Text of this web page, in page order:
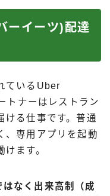
ーイーツ)配達
ているUber
トナーはレストラン
ける仕事です。普通
、専用アプリを起動
ます。
はなく出来高制（成